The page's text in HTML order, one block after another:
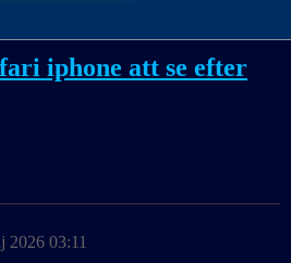
iphone att se efter
2026 03:11